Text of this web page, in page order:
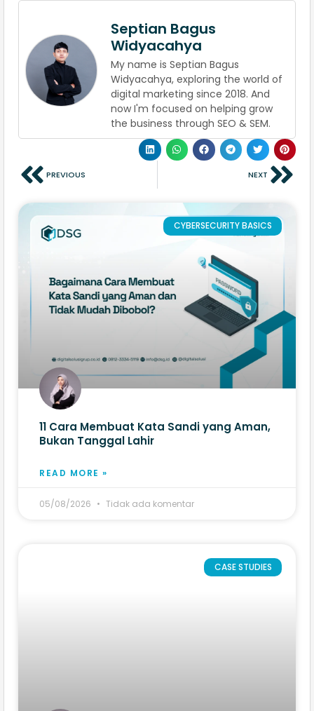
Septian Bagus
Widyacahya
My name is Septian Bagus
Widyacahya, exploring the world of
digital marketing since 2018. And
now I'm focused on helping grow
the business through SEO & SEM.
PREVIOUS NEXT
CYBERSECURITY BASICS
11 Cara Membuat Kata Sandi yang Aman,
Bukan Tanggal Lahir
READ MORE »
05/08/2026 Tidak ada komentar
CASE STUDIES